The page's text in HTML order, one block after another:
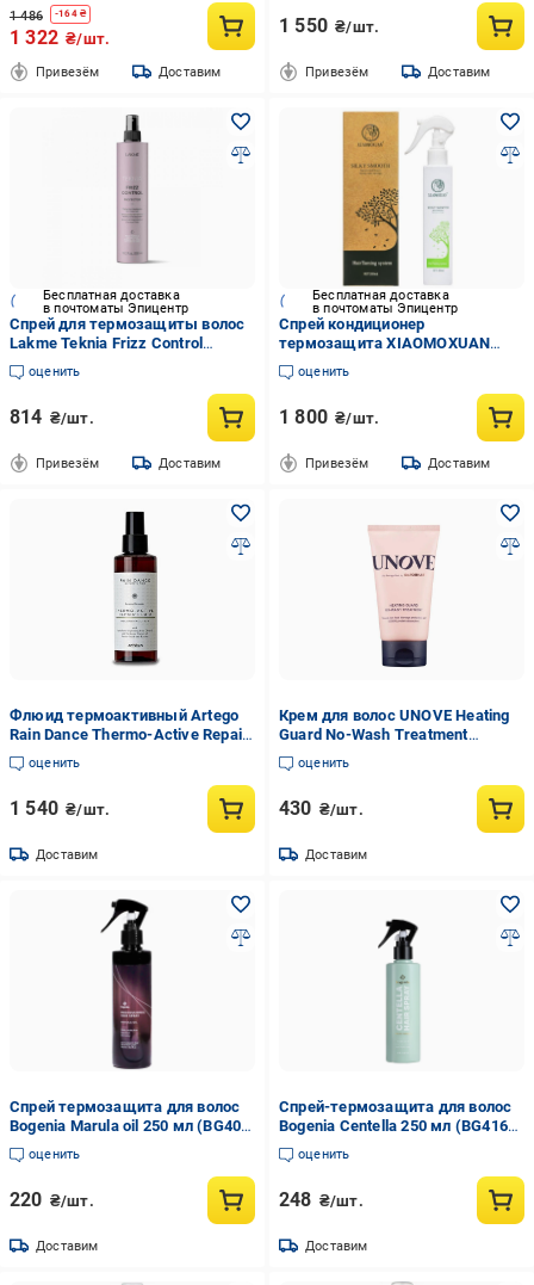
1 486 -164₴
1 322 ₴/шт.
Привезём Доставим
1 550 ₴/шт.
Привезём Доставим
Бесплатная доставка
в почтоматы Эпицентр
Спрей для термозащиты волос
Lakme Teknia Frizz Control
Protector 300 мл
оценить
814 ₴/шт.
Привезём Доставим
Бесплатная доставка
в почтоматы Эпицентр
Спрей кондиционер
термозащита XIAOMOXUAN
Silky Smooth 200 мл
оценить
1 800 ₴/шт.
Привезём Доставим
Флюид термоактивный Artego
Rain Dance Thermo-Active Repair
Fluid восстанавливающий 150
мл (2028210586)
оценить
1 540 ₴/шт.
Доставим
Крем для волос UNOVE Heating
Guard No-Wash Treatment
термозащитный 40 мл
оценить
430 ₴/шт.
Доставим
Спрей термозащита для волос
Bogenia Marula oil 250 мл (BG403
003)
оценить
220 ₴/шт.
Доставим
Спрей-термозащита для волос
Bogenia Centella 250 мл (BG416
(004))
оценить
248 ₴/шт.
Доставим